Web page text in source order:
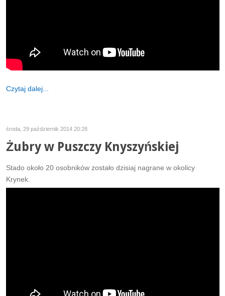
Czytaj dalej...
środa, 29 październik 2014 20:28
Żubry w Puszczy Knyszyńskiej
Stado około 20 osobników zostało dzisiaj nagrane w okolicy
Krynek.